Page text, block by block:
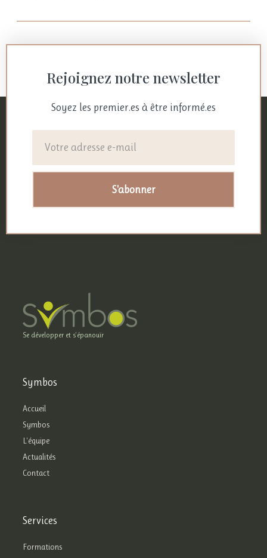
Rejoignez notre newsletter
Soyez les premier.es à être informé.es
S'abonner
Se développer et s'épanouïr
Symbos
Accueil
Symbos
L'équipe
Actualités
Contact
Services
Formations